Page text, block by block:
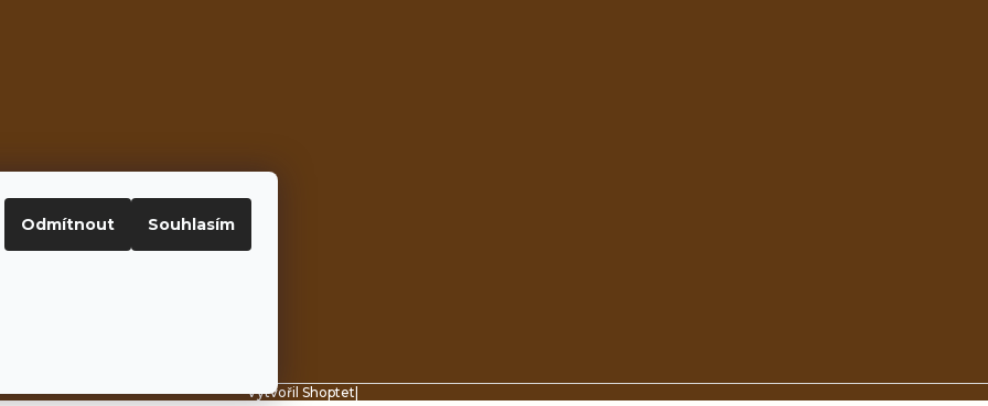
Odmítnout Souhlasím
Vytvořil Shoptet
cookies